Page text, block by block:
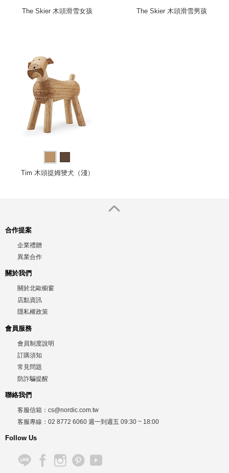
The Skier 木頭滑雪女孩 The Skier 木頭滑雪男孩
Tim 木頭提姆㹴犬（淺）
合作提案
企業禮贈
異業合作
關於我們
關於北歐櫥窗
店點資訊
隱私權政策
會員服務
會員制度說明
訂購須知
常見問題
防詐騙提醒
聯絡我們
客服信箱： cs@nordic.com.tw
客服專線： 02 8772 6060 週一到週五 09:30 ~ 18:00
Follow Us